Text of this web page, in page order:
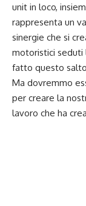
unit in loco,
rappresenta un
sinergie che si
motoristici seduti
fatto questo
Ma dovremmo
per creare la
lavoro che ha